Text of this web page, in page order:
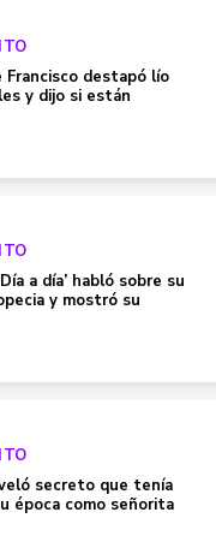
Francisco destapó lío
y dijo si están
a día’ habló sobre su
y mostró su
secreto que tenía
época como señorita